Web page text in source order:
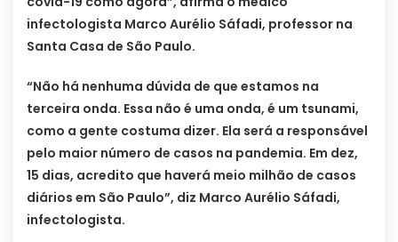
infectologista Marco Aurélio Sáfadi, professor na
Santa Casa de São Paulo.
“Não há nenhuma dúvida de que estamos na
terceira onda. Essa não é uma onda, é um tsunami,
como a gente costuma dizer. Ela será a responsável
pelo maior número de casos na pandemia. Em dez,
15 dias, acredito que haverá meio milhão de casos
diários em São Paulo”, diz Marco Aurélio Sáfadi,
infectologista.